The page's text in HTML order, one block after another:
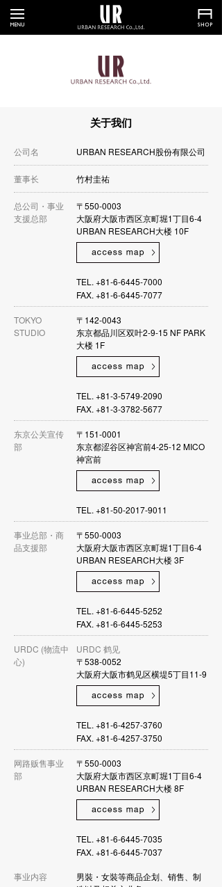
关于我们
公司名 URBAN RESEARCH股份有限公司
董事长 竹村圭祐
总公司・事业
支援总部
〒550-0003
大阪府大阪市西区京町堀1丁目6-4
URBAN RESEARCH大楼 10F
TEL. +81-6-6445-7000
FAX. +81-6-6445-7077
TOKYO
STUDIO
〒142-0043
东京都品川区双叶2-9-15 NF PARK
大楼 1F
TEL. +81-3-5749-2090
FAX. +81-3-3782-5677
东京公关宣传
部
〒151-0001
东京都涩谷区神宮前4-25-12 MICO
神宮前
TEL. +81-50-2017-9011
事业总部・商
品支援部
〒550-0003
大阪府大阪市西区京町堀1丁目6-4
URBAN RESEARCH大楼 3F
TEL. +81-6-6445-5252
FAX. +81-6-6445-5253
URDC (物流中
心)
URDC 鹤见
〒538-0052
大阪府大阪市鹤见区横堤5丁目11-9
TEL. +81-6-4257-3760
FAX. +81-6-4257-3750
网路贩售事业
部
〒550-0003
大阪府大阪市西区京町堀1丁目6-4
URBAN RESEARCH大楼 8F
TEL. +81-6-6445-7035
FAX. +81-6-6445-7037
事业内容
男裝・女裝等商品企划、销售、制